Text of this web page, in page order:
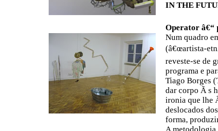
IN THE
Operator â€“
Num quadro
(â€œartista-
reveste-se de
programa e
Tiago Borges
dar corpo Ã s
ironia que lhe
deslocados
forma,